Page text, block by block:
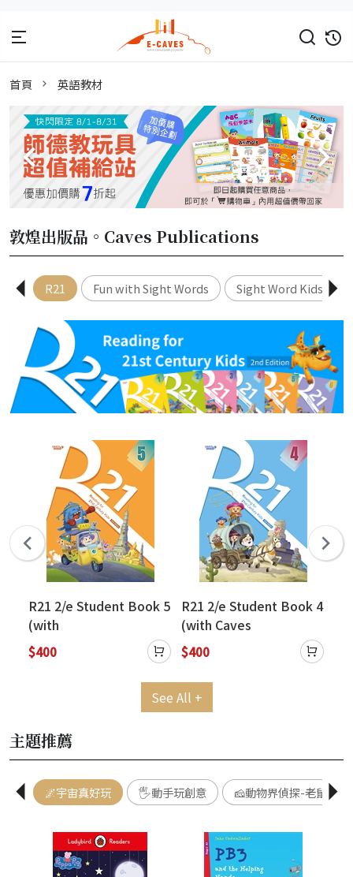
首頁 英語教材
敦煌出版品。Caves Publications
R21 Fun with Sight Words Sight Word Kids
R21 2/e Student Book 5
(with
CavesWebSource+Cave
s Online Practice)
$400
R21 2/e Student Book 4
(with Caves
WebSource+Caves
Online Practice)
$400
See All +
主題推薦
🌌宇宙真好玩 🖐️動手玩創意 🧀動物界偵探-老鼠記者